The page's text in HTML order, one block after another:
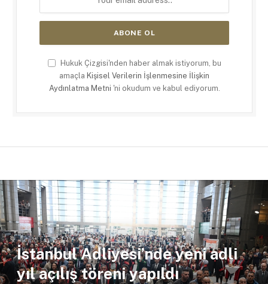
Hukuk Çizgisi'nden haber almak istiyorum, bu
amaçla Kişisel Verilerin İşlenmesine İlişkin
Aydınlatma Metni 'ni okudum ve kabul ediyorum.
İstanbul Adliyesi’nde yeni adli
yıl açılış töreni yapıldı